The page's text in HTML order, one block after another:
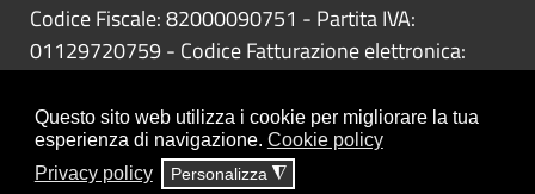
Questo sito web utilizza i cookie per migliorare la tua
esperienza di navigazione. Cookie policy
Privacy policy
Personalizza ◮
Codice Fiscale: 82000090751 - Partita IVA:
01129720759- Codice Fatturazione elettronica:
Responsabile gestione sito e aggiornamento
contenuti:Antonio Scrimitore